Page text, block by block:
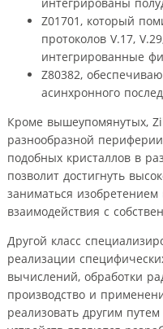
Z01701, который
протоколов V.17,
интегрированные
Z80382,
асинхронного
Кроме вышеупомянутых,
разнообразной
подобных кристаллов в
позволит достигнуть
заниматься
взаимодействия с
Другой класс
реализации
вычислений, обработки
производство и
реализовать другим